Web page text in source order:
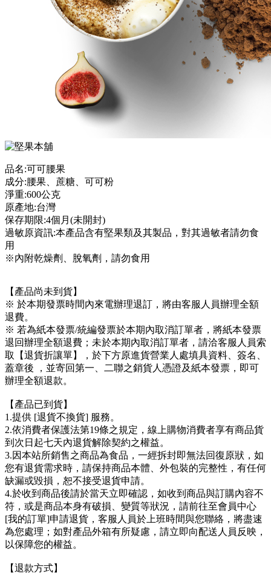
品名:可可腰果
成分:腰果、蔗糖、可可粉
淨重:600公克
原產地:台灣
保存期限:4個月(未開封)
過敏原資訊:本產品含有堅果類及其製品，對其過敏者請勿食
用
※內附乾燥劑、脫氧劑，請勿食用
【產品尚未到貨】
※ 於本期發票時間內來電辦理退訂，將由客服人員辦理全額
退費。
※ 若為紙本發票/統編發票於本期內取消訂單者，將紙本發票
退回辦理全額退費；未於本期內取消訂單者，請洽客服人員索
取【退貨折讓單】，於下方原進貨營業人處填具資料、簽名、
蓋章後 ，並寄回第一、二聯之銷貨人憑證及紙本發票，即可
辦理全額退款。
【產品已到貨】
1.提供 [退貨不換貨] 服務。
2.依消費者保護法第19條之規定，線上購物消費者享有商品貨
到次日起七天內退貨解除契約之權益。
3.因本站所銷售之商品為食品，一經拆封即無法回復原狀，如
您有退貨需求時，請保持商品本體、外包裝的完整性，有任何
缺漏或毀損，恕不接受退貨申請。
4.於收到商品後請於當天立即確認，如收到商品與訂購內容不
符，或是商品本身有破損、變質等狀況，請前往至會員中心
[我的訂單]申請退貨，客服人員於上班時間與您聯絡，將盡速
為您處理；如對產品外箱有所疑慮，請立即向配送人員反映，
以保障您的權益。
【退款方式】